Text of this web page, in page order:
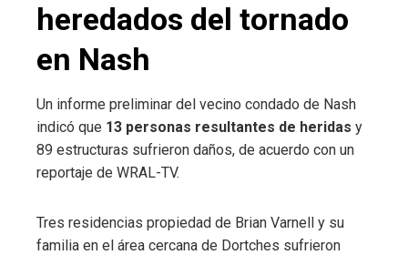
heredados del tornado
en Nash
Un informe preliminar del vecino condado de Nash
indicó que 13 personas resultantes de heridas y
89 estructuras sufrieron daños, de acuerdo con un
reportaje de WRAL-TV.
Tres residencias propiedad de Brian Varnell y su
familia en el área cercana de Dortches sufrieron